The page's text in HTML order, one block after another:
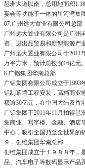
琶洲大道以南，总用地面积
宴会等功能于一体的星河湾集
07.广州远大置业有限公司总部
广州远大置业有限公司是广州
资、进出品贸易和新型能源产
广州远大置业有限公司于2011
万平方米，预计总投资16亿元
8.广铝集团华南总部
广铝集团有限公司成立于
铝制幕墙工程安装，高档商业
额逾30亿元，在中国大陆及香
广铝集团于2011年11月拍得
集商业、写字楼、金融、酒店
中心，吸引全国乃至全世界的
９．创维集团华南总部
创维集团成立于１９８８年，
品、汽车电子等数码显示产品